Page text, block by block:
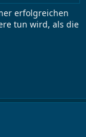
erfolgreichen
tun wird, als die